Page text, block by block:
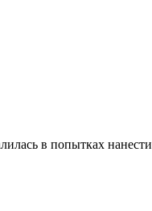
в попытках нанести